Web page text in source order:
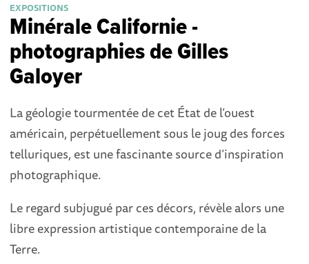
EXPOSITIONS
Minérale Californie -
photographies de Gilles
Galoyer
La géologie tourmentée de cet État de l’ouest
américain, perpétuellement sous le joug des forces
telluriques, est une fascinante source d’inspiration
photographique.
Le regard subjugué par ces décors, révèle alors une
libre expression artistique contemporaine de la
Terre.